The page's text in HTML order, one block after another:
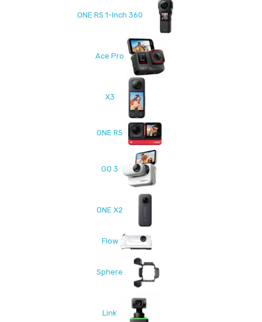
ONE RS 1-Inch 360
Ace Pro
X3
ONE RS
GO 3
ONE X2
Flow
Sphere
Link